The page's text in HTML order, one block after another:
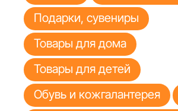
Подарки, сувениры
Товары для дома
Товары для детей
Обувь и кожгалантерея